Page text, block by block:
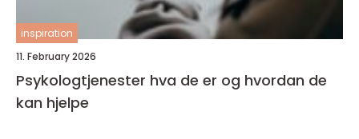
inspiration
11. February 2026
Psykologtjenester hva de er og hvordan de
kan hjelpe